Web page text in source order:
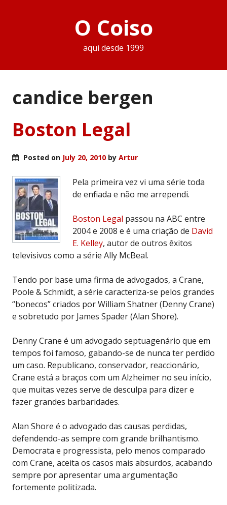
O Coiso
aqui desde 1999
candice bergen
Boston Legal
Posted on July 20, 2010 by Artur
Pela primeira vez vi uma série toda
de enfiada e não me arrependi.
Boston Legal passou na ABC entre
2004 e 2008 e é uma criação de David
E. Kelley, autor de outros êxitos
televisivos como a série Ally McBeal.
Tendo por base uma firma de advogados, a Crane,
Poole & Schmidt, a série caracteriza-se pelos grandes
“bonecos” criados por William Shatner (Denny Crane)
e sobretudo por James Spader (Alan Shore).
Denny Crane é um advogado septuagenário que em
tempos foi famoso, gabando-se de nunca ter perdido
um caso. Republicano, conservador, reaccionário,
Crane está a braços com um Alzheimer no seu início,
que muitas vezes serve de desculpa para dizer e
fazer grandes barbaridades.
Alan Shore é o advogado das causas perdidas,
defendendo-as sempre com grande brilhantismo.
Democrata e progressista, pelo menos comparado
com Crane, aceita os casos mais absurdos, acabando
sempre por apresentar uma argumentação
fortemente politizada.